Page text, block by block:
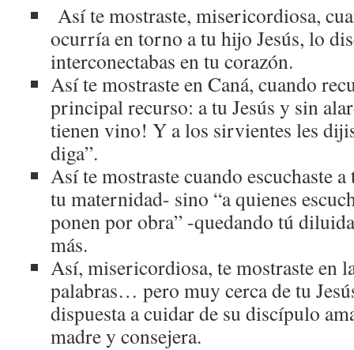
Así te mostraste, misericordiosa,
ocurría en torno a tu hijo Jesús, lo
interconectabas en tu corazón.
Así te mostraste en Caná, cuando
principal recurso: a tu Jesús y sin
tienen vino! Y a los sirvientes les
diga”.
Así te mostraste cuando escuchaste
tu maternidad- sino “a quienes
ponen por obra” -quedando tú
más.
Así, misericordiosa, te mostraste
palabras… pero muy cerca de tu
dispuesta a cuidar de su discípulo
madre y consejera.